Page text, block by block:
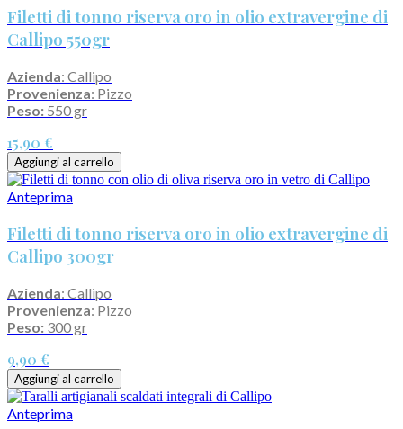
Filetti di tonno riserva oro in olio extravergine di
Callipo 550gr
Azienda: Callipo
Provenienza: Pizzo
Peso: 550 gr
15,90 €
Aggiungi al carrello
Anteprima
Filetti di tonno riserva oro in olio extravergine di
Callipo 300gr
Azienda: Callipo
Provenienza: Pizzo
Peso: 300 gr
9,90 €
Aggiungi al carrello
Anteprima